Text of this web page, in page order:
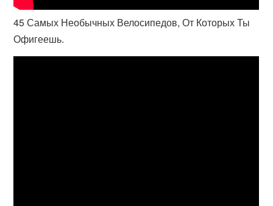
45 Самых Необычных Велосипедов, От Которых Ты
Офигеешь.